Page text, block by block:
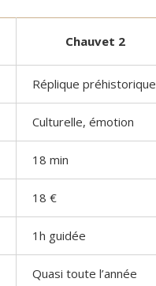
Chauvet 2
Réplique préhistorique
Culturelle, émotion
18 min
18 €
1h guidée
Quasi toute l’année